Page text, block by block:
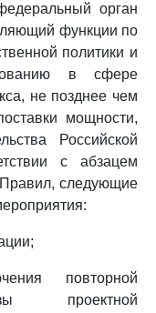
орган
функции по
политики и
в сфере
не позднее чем
мощности,
Российской
с абзацем
следующие
повторной
проектной